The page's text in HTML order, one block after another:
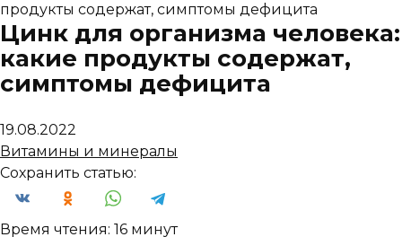
продукты содержат, симптомы дефицита
Цинк для организма человека:
какие продукты содержат,
симптомы дефицита
19.08.2022
Витамины и минералы
Сохранить статью:
Время чтения: 16 минут